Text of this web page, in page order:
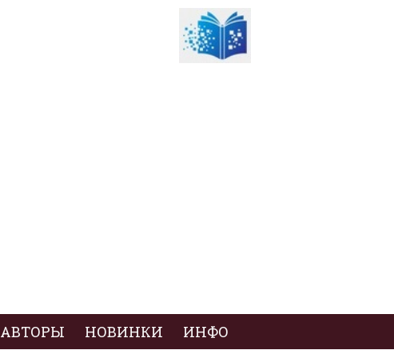
АВТОРЫ НОВИНКИ ИНФО